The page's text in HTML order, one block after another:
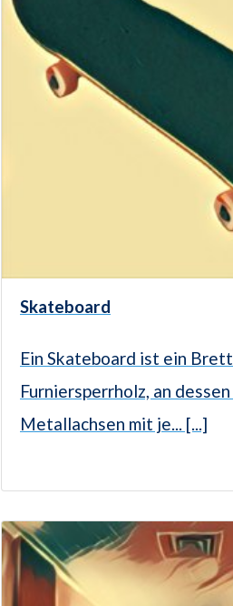
Skateboard
Ein Skateboard ist ein
Furniersperrholz, an
Metallachsen mit je... [...]